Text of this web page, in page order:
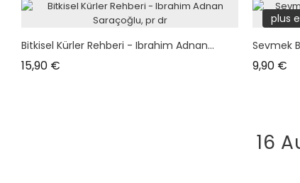
Bitkisel Kürler Rehberi - Ibrahim Adnan...
15,90 €
plus
Sevmek
9,90 €
16